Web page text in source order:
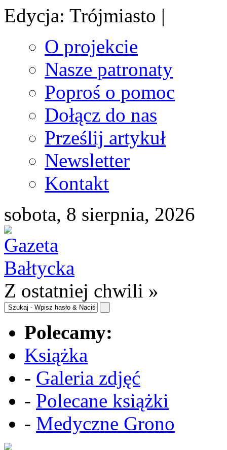
Edycja: Trójmiasto |
O projekcie
Nasze patronaty
Poproś o pomoc
Dołącz do nas
Prześlij artykuł
Newsletter
Kontakt
sobota, 8 sierpnia, 2026
Z ostatniej chwili »
Polecamy:
Książka
- Galeria zdjęć
- Polecane książki
- Medyczne Grono